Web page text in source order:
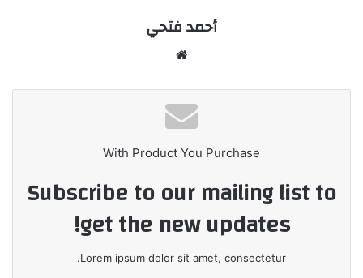
أحمد فتحي
With Product You Purchase
Subscribe to our mailing list to
get the new updates!
Lorem ipsum dolor sit amet, consectetur.